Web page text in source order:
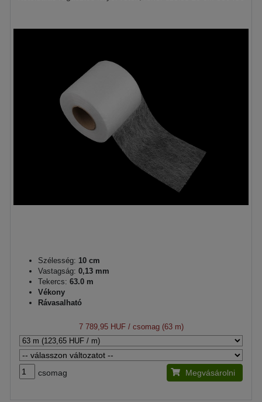
Szélesség: 10 cm
Vastagság: 0,13 mm
Tekercs: 63.0 m
Vékony
Rávasalható
7 789,95 HUF/ csomag (63 m)
csomag Megvásárolni